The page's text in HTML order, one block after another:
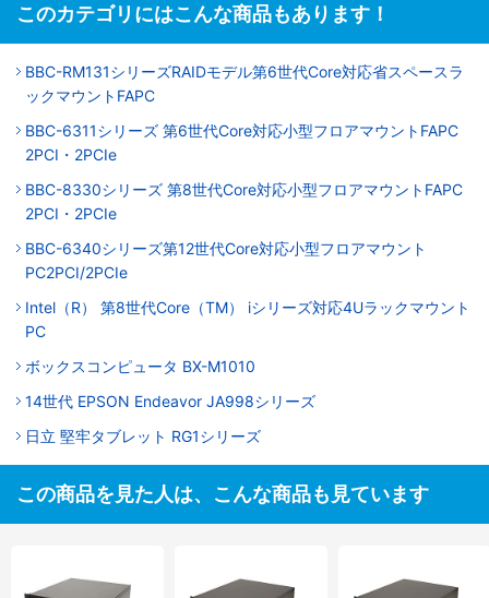
このカテゴリにはこんな商品もあります！
BBC-RM131シリーズRAIDモデル第6世代Core対応省スペースラ
ックマウントFAPC
BBC-6311シリーズ 第6世代Core対応小型フロアマウントFAPC
2PCI・2PCIe
BBC-8330シリーズ 第8世代Core対応小型フロアマウントFAPC
2PCI・2PCIe
BBC-6340シリーズ第12世代Core対応小型フロアマウント
PC2PCI/2PCIe
Intel（R） 第8世代Core（TM） iシリーズ対応4Uラックマウント
PC
ボックスコンピュータ BX-M1010
14世代 EPSON Endeavor JA998シリーズ
日立 堅牢タブレット RG1シリーズ
この商品を見た人は、こんな商品も見ています